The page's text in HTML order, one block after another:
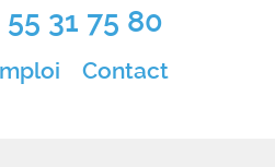
55 31 75 80
Contact